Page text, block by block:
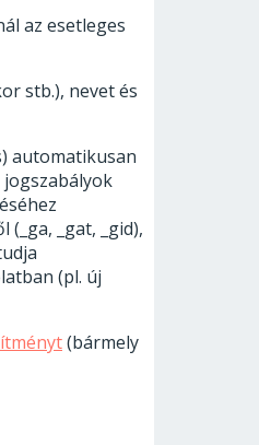
az esetleges
stb.), nevet és
automatikusan
_gat, _gid),
(pl. új
(bármely